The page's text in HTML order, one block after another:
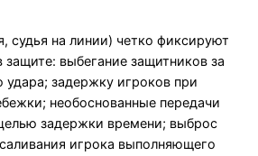
судья на линии) четко фиксируют
выбегание защитников за
задержку игроков при
необоснованные передачи
задержки времени; выброс
игрока выполняющего